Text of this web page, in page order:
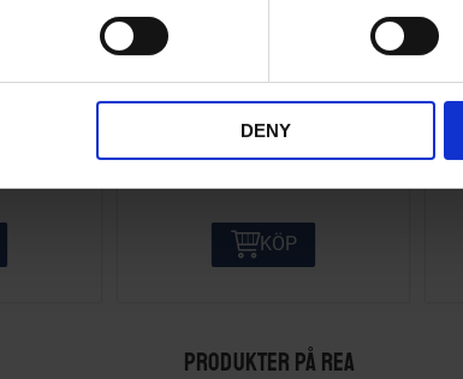
DENY
CST
Honda/Kymco/SYM
1182
99
KÖP
PRODUKTER PÅ REA